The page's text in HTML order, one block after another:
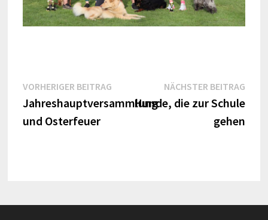
Beitragsnavigation
VORHERIGER BEITRAGVorheriger
Beitrag:
Jahreshauptversammlung
und Osterfeuer
NÄCHSTER BEITRAG
Hunde, die zur Schule
gehen